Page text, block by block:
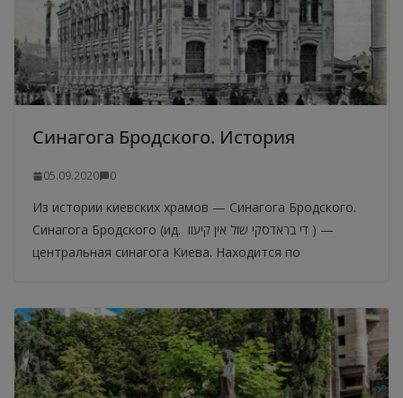
Синагога Бродского. История
05.09.2020 0
Из истории киевских храмов — Синагога Бродского.
Синагога Бродского (ид. די בראדסקי שול אין קיעוו ) —
центральная синагога Киева. Находится по